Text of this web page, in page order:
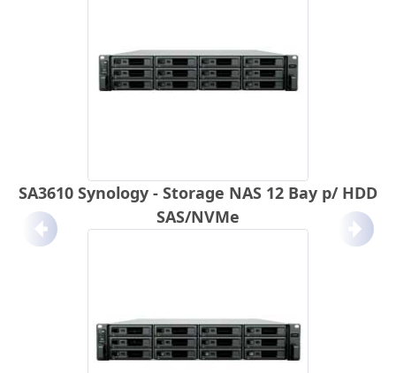
SA3610 Synology - Storage NAS 12 Bay p/ HDD
SAS/NVMe
Anterior